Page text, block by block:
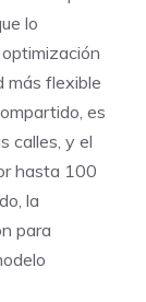
lo
más flexible
es
calles, y el
hasta 100
la
para